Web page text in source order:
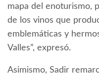
mapa del enoturismo,
de los vinos que
emblemáticas y
Valles”, expresó.
Asimismo, Sadir